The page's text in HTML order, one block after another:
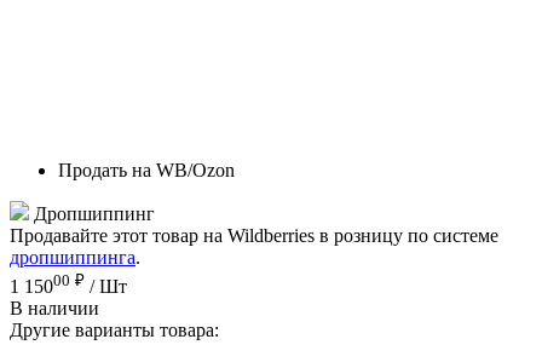
Продать на WB/Ozon
Дропшиппинг
Продавайте этот товар на Wildberries в розницу по системе
дропшиппинга.
1 15000 ₽ / Шт
В наличии
Другие варианты товара: